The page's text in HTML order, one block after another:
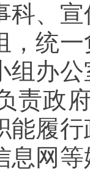
科、
，统
组办
责政
能履
息网